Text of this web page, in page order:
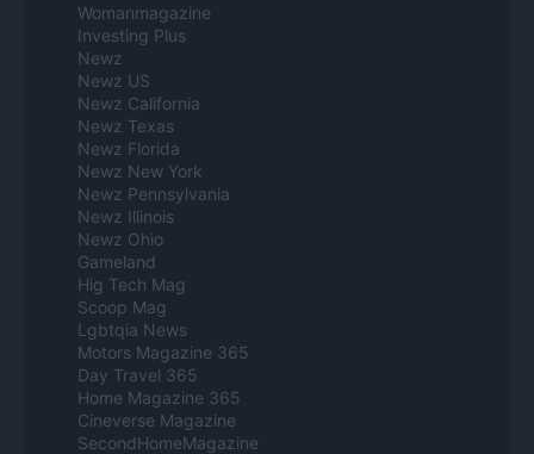
Womanmagazine
Investing Plus
Newz
Newz US
Newz California
Newz Texas
Newz Florida
Newz New York
Newz Pennsylvania
Newz Illinois
Newz Ohio
Gameland
Hig Tech Mag
Scoop Mag
Lgbtqia News
Motors Magazine 365
Day Travel 365
Home Magazine 365
Cineverse Magazine
SecondHomeMagazine